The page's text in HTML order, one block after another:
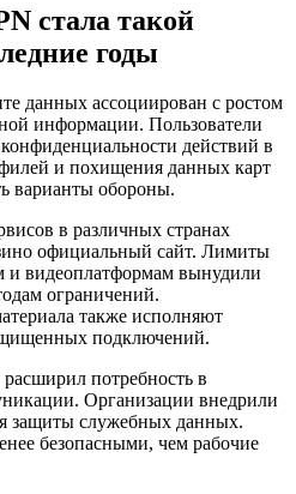
стала такой
годы
данных ассоциирован с ростом
информации. Пользователи
действий в
и похищения данных карт
варианты обороны.
в различных странах
официальный сайт. Лимиты
и видеоплатформам вынудили
ограничений.
также исполняют
подключений.
потребность в
Организации внедрили
защиты служебных данных.
безопасными, чем рабочие